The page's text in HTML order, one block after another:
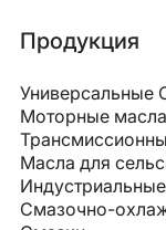
Продукция
Моторные масла
Масла для
Смазочно-